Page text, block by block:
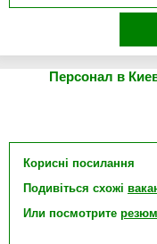
Персонал в
Корисні посилання
Подивіться схожі
Или посмотрите